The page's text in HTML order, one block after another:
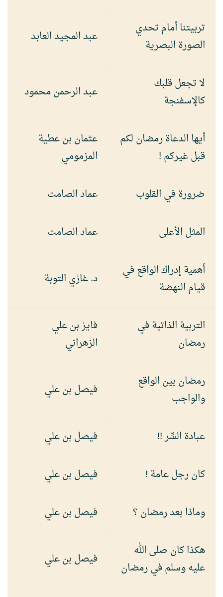
تربيتنا أمام تحدي
الصورة البصرية
عبد المجيد العابد
لا تجعل قلبك
كالإسفنجة
عبد الرحمن محمود
أيها الدعاة رمضان لكم
قبل غيركم !
عثمان بن عطية
المزمومي
ضرورة في القلوب عماد الصامت
المثل الأعلى عماد الصامت
أهمية إدراك الواقع في
قيام النهضة
د. غازي التوبة
التربية الذاتية في
رمضان
فايز بن علي
الزهراني
رمضان بين الواقع
والواجب
فيصل بن علي
عبادة السِّر !! فيصل بن علي
كان رجل عامة ! فيصل بن علي
وماذا بعد رمضان ؟ فيصل بن علي
هكذا كان صلى الله
عليه وسلم في رمضان
فيصل بن علي